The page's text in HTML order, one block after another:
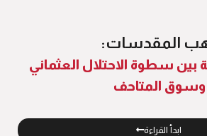
المقدسات:
بين سطوة الاحتلال العثماني
وسوق المتاحف
ابدأ القراءة